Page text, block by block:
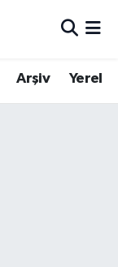
Arşiv Yerel